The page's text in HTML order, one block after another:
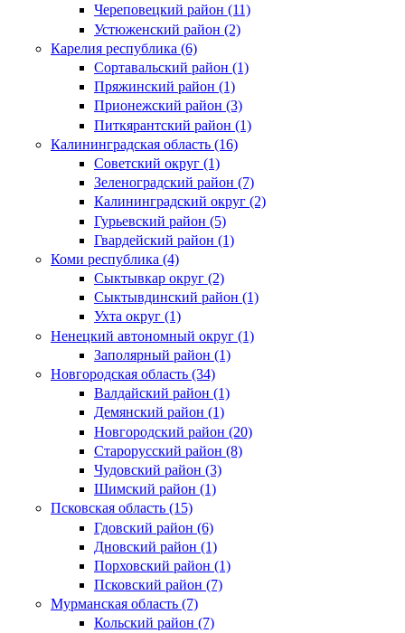
Череповецкий район (11)
Устюженский район (2)
Карелия республика (6)
Сортавальский район (1)
Пряжинский район (1)
Прионежский район (3)
Питкярантский район (1)
Калининградская область (16)
Советский округ (1)
Зеленоградский район (7)
Калининградский округ (2)
Гурьевский район (5)
Гвардейский район (1)
Коми республика (4)
Сыктывкар округ (2)
Сыктывдинский район (1)
Ухта округ (1)
Ненецкий автономный округ (1)
Заполярный район (1)
Новгородская область (34)
Валдайский район (1)
Демянский район (1)
Новгородский район (20)
Старорусский район (8)
Чудовский район (3)
Шимский район (1)
Псковская область (15)
Гдовский район (6)
Дновский район (1)
Порховский район (1)
Псковский район (7)
Мурманская область (7)
Кольский район (7)